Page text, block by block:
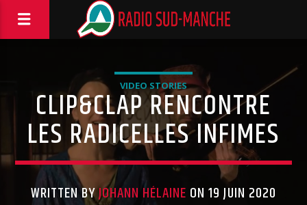
VIDEO STORIES
CLIP&CLAP RENCONTRE
LES RADICELLES INFIMES
WRITTEN BYJOHANN HÉLAINE ON 19 JUIN 2020